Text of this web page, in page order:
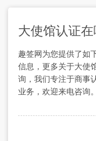
证
在
哪
里
大使馆认证
趣签网为您提供了如
信息，更多关于大使
询，我们专注于商事
业务，欢迎来电咨询。